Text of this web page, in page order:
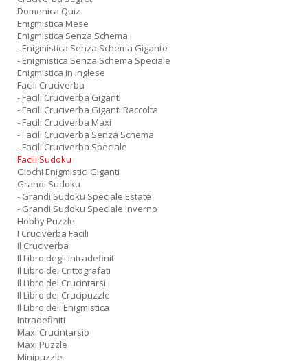
Domenica Quiz
Enigmistica Mese
Enigmistica Senza Schema
- Enigmistica Senza Schema Gigante
- Enigmistica Senza Schema Speciale
Enigmistica in inglese
Facili Cruciverba
- Facili Cruciverba Giganti
- Facili Cruciverba Giganti Raccolta
- Facili Cruciverba Maxi
- Facili Cruciverba Senza Schema
- Facili Cruciverba Speciale
Facili Sudoku
Giochi Enigmistici Giganti
Grandi Sudoku
- Grandi Sudoku Speciale Estate
- Grandi Sudoku Speciale Inverno
Hobby Puzzle
I Cruciverba Facili
Il Cruciverba
Il Libro degli Intradefiniti
Il Libro dei Crittografati
Il Libro dei Crucintarsi
Il Libro dei Crucipuzzle
Il Libro dell Enigmistica
Intradefiniti
Maxi Crucintarsio
Maxi Puzzle
Minipuzzle